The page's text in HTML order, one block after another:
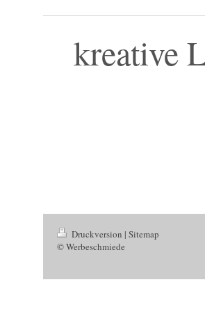
kreative
Druckversion | Sitemap
© Werbeschmiede